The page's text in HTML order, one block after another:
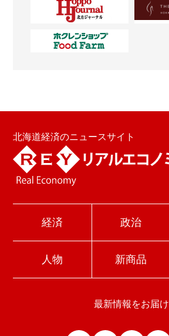
北海道経済のニュースサイト
経済 政治
人物 新商品
最新情報をお届け